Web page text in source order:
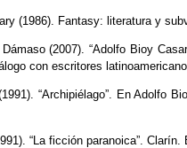
(1986). Fantasy: literatura y
(2007). “Adolfo Bioy
con escritores
“Archipiélago”. En Adolfo
“La ficción paranoica”. Clarín.